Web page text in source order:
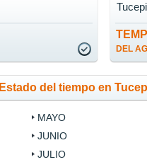
DEL
Tucepi
Estado del tiempo en
MAYO
JUNIO
JULIO